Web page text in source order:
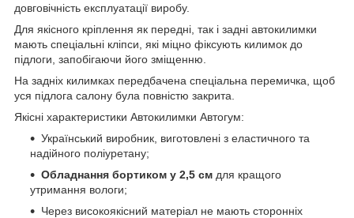
довговічність експлуатації виробу.
Для якісного кріплення як передні, так і задні автокилимки
мають спеціальні кліпси, які міцно фіксують килимок до
підлоги, запобігаючи його зміщенню.
На задніх килимках передбачена спеціальна перемичка, щоб
уся підлога салону була повністю закрита.
Якісні характеристики Автокилимки Автогум:
Український виробник, виготовлені з еластичного та
надійного поліуретану;
Обладнання бортиком у 2,5 см для кращого
утримання вологи;
Через високоякісний матеріал не мають сторонніх